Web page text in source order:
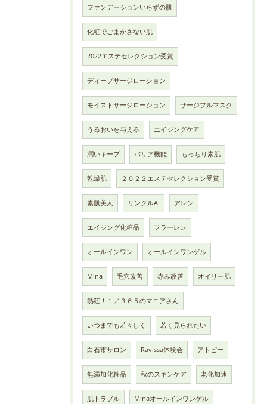
ファンデーションいらずの肌
化粧でごまかさない肌
2022エステセレクション受賞
ディープサージローション
モイストサージローション サージフルマスク
うるおいを与える エイジングケア
潤いキープ バリア機能 もっちり素肌
乾燥肌 ２０２２エステセレクション受賞
素肌美人 リンクルAI アレン
エイジング化粧品 フラーレン
オールインワン オールインワンゲル
Mina 毛穴改善 赤み改善 オイリー肌
熱狂！１／３６５のマニアさん
いつまでも若々しく 若く見られたい
白石市サロン Ravissa体験会 アトピー
無添加化粧品 秋のスキンケア 老化加速
肌トラブル Minaオールインワンゲル